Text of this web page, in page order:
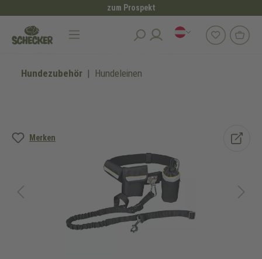
zum Prospekt
Hundezubehör Hundeleinen
Merken
Bildergalerie überspringen